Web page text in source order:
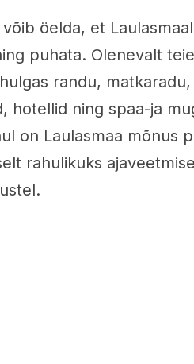
öelda, et
puhata. Olenevalt
randu,
hotellid ning spaa-ja
on Laulasmaa mõnus
rahulikuks